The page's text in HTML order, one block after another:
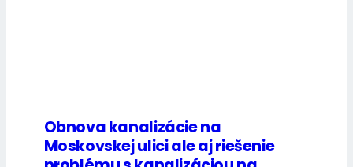
Obnova kanalizácie na
Moskovskej ulici ale aj riešenie